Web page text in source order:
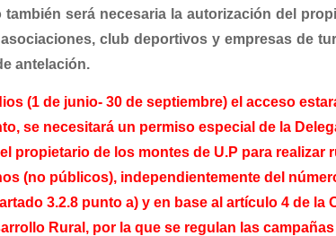
será necesaria la autorización del
club deportivos y empresas de
antelación.
(1 de junio- 30 de septiembre) el acceso
se necesitará un permiso especial de la
propietario de los montes de U.P para realizar
(no públicos), independientemente del
3.2.8 punto a) y en base al artículo 4 de la
Rural, por la que se regulan las